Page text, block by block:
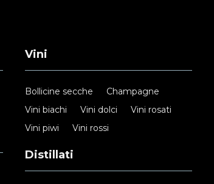
Vini
Bollicine secche
Champagne
Vini biachi
Vini dolci
Vini rosati
Vini piwi
Vini rossi
Distillati